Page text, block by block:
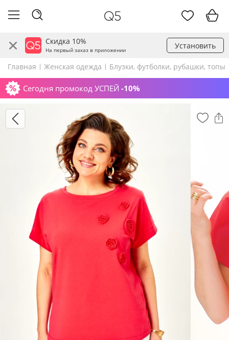
Скидка 10%
На первый заказ в приложении Установить
Главная Женская одежда Блузки, футболки, рубашки, топы
Сегодня промокод УСПЕЙ -10%